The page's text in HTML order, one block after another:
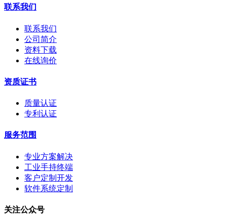
联系我们
联系我们
公司简介
资料下载
在线询价
资质证书
质量认证
专利认证
服务范围
专业方案解决
工业手持终端
客户定制开发
软件系统定制
关注公众号